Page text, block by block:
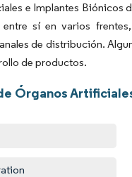
e Implantes Biónicos
entre sí en varios
de distribución.
de productos.
Órganos